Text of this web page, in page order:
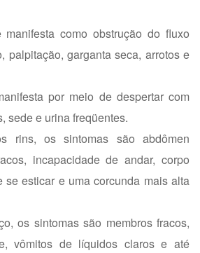
como obstrução do fluxo
palpitação, garganta seca, arrotos e
por meio de despertar com
sede e urina freqüentes.
rins, os sintomas são abdômen
incapacidade de andar, corpo
se esticar e uma corcunda mais alta
os sintomas são membros fracos,
vômitos de líquidos claros e até